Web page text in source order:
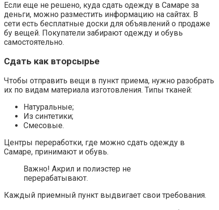
Если еще не решено, куда сдать одежду в Самаре за
деньги, можно разместить информацию на сайтах. В
сети есть бесплатные доски для объявлений о продаже
бу вещей. Покупатели забирают одежду и обувь
самостоятельно.
Сдать как вторсырье
Чтобы отправить вещи в пункт приема, нужно разобрать
их по видам материала изготовления. Типы тканей:
Натуральные;
Из синтетики;
Смесовые.
Центры переработки, где можно сдать одежду в
Самаре, принимают и обувь.
Важно! Акрил и полиэстер не
перерабатывают.
Каждый приемный пункт выдвигает свои требования.